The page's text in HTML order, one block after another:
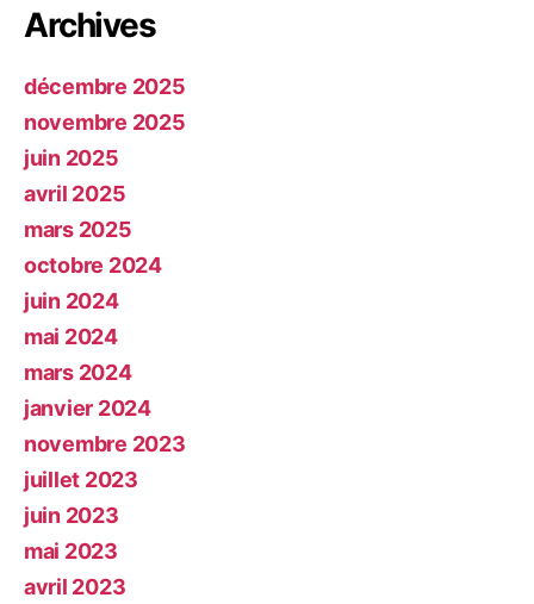
Archives
décembre 2025
novembre 2025
juin 2025
avril 2025
mars 2025
octobre 2024
juin 2024
mai 2024
mars 2024
janvier 2024
novembre 2023
juillet 2023
juin 2023
mai 2023
avril 2023